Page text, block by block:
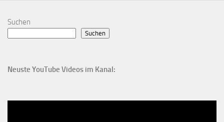
Suchen
Suchen
Neuste YouTube Videos im Kanal: